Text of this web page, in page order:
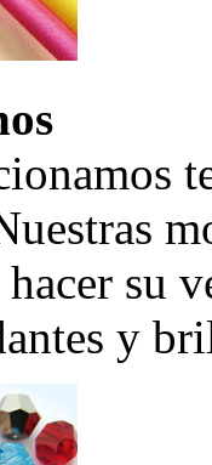
su
y